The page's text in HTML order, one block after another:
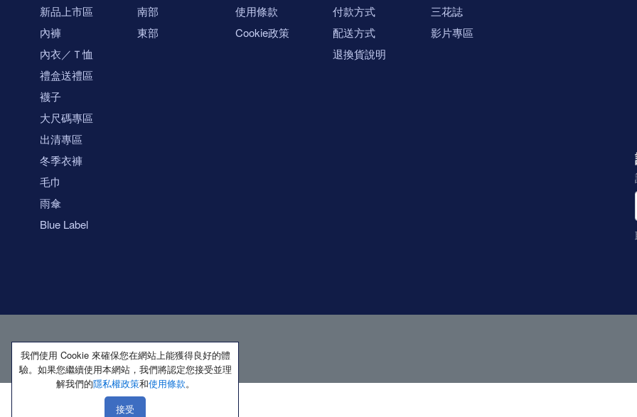
新品上市區
內褲
內衣／Ｔ恤
禮盒送禮區
襪子
大尺碼專區
出清專區
冬季衣褲
毛巾
雨傘
Blue Label
南部
東部
使用條款
Cookie政策
付款方式
配送方式
退換貨說明
三花誌
影片專區
著作權所有 保留一切權利
我們使用 Cookie 來確保您在網站上能獲得良好的體
驗。如果您繼續使用本網站，我們將認定您接受並理
解我們的隱私權政策和使用條款。
接受